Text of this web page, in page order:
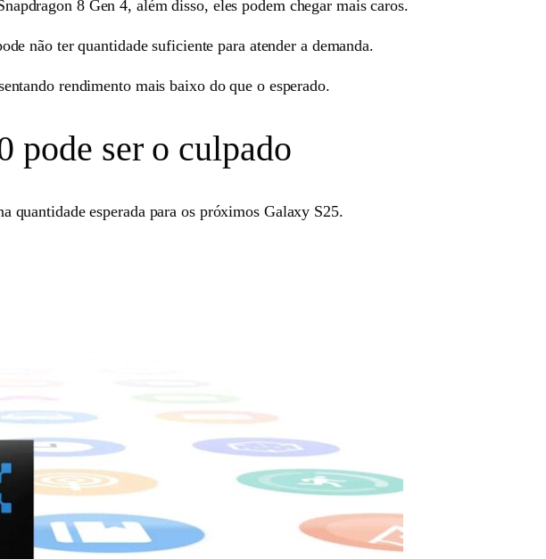
8 Gen 4, além disso, eles podem chegar mais caros.
não ter quantidade suficiente para atender a demanda.
rendimento mais baixo do que o esperado.
pode ser o culpado
quantidade esperada para os próximos Galaxy S25.